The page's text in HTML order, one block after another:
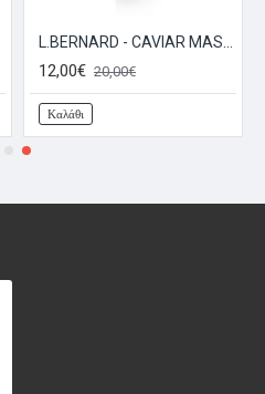
12,00€ 20,00€
Καλάθι